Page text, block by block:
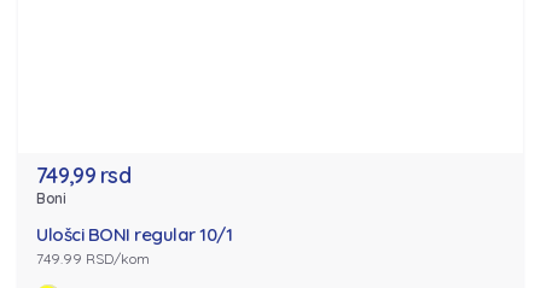
749,99 rsd
Boni
Ulošci BONI regular 10/1
749.99 RSD/kom